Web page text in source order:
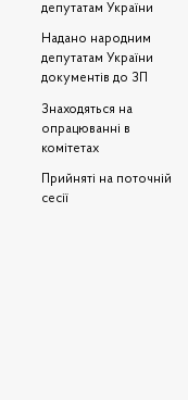
депутатам України
Надано народним
депутатам України
документів до ЗП
Знаходяться на
опрацюванні в
комітетах
Прийняті на поточній
сесії